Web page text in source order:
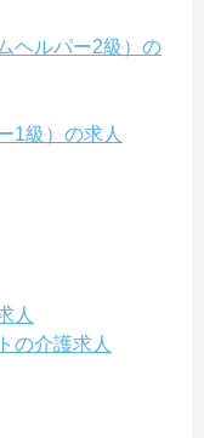
ヘルパー2級）の
1級）の求人
人
の介護求人